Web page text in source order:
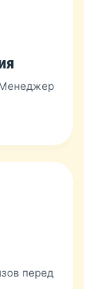
Менеджер
перед